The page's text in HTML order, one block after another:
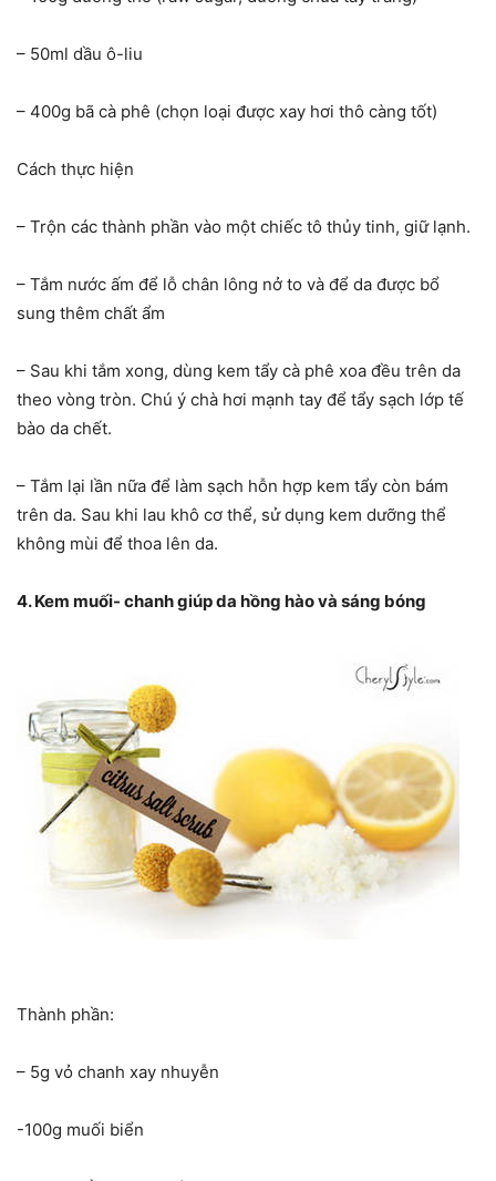
– 50ml dầu ô-liu
– 400g bã cà phê (chọn loại được xay hơi thô càng tốt)
Cách thực hiện
– Trộn các thành phần vào một chiếc tô thủy tinh, giữ lạnh.
– Tắm nước ấm để lỗ chân lông nở to và để da được bổ
sung thêm chất ẩm
– Sau khi tắm xong, dùng kem tẩy cà phê xoa đều trên da
theo vòng tròn. Chú ý chà hơi mạnh tay để tẩy sạch lớp tế
bào da chết.
– Tắm lại lần nữa để làm sạch hỗn hợp kem tẩy còn bám
trên da. Sau khi lau khô cơ thể, sử dụng kem dưỡng thể
không mùi để thoa lên da.
4. Kem muối- chanh giúp da hồng hào và sáng bóng
Thành phần:
– 5g vỏ chanh xay nhuyễn
-100g muối biển